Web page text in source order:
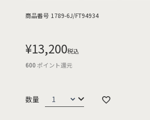
商品番号 1789-6J/FT94934
¥13,200税込
600ポイント還元